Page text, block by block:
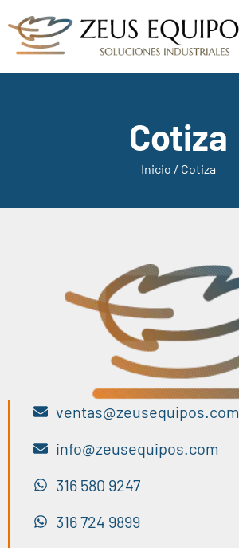
Cotiza
Inicio / Cotiza
ventas@zeusequipos.com
info@zeusequipos.com
316 580 9247
316 724 9899